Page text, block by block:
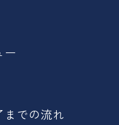
ー
までの流れ